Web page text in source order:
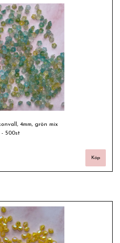
4mm, grön mix
- 500st